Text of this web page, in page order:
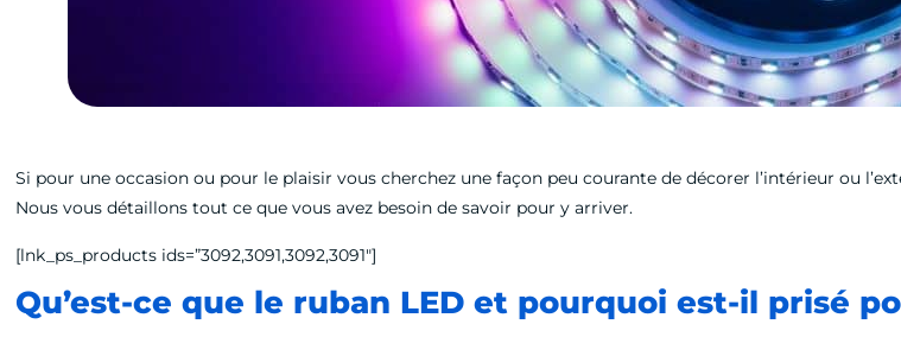
Si pour une occasion ou pour le plaisir vous cherchez une façon peu courante de décorer l’intérieur ou
Nous vous détaillons tout ce que vous avez besoin de savoir pour y arriver.
[lnk_ps_products ids=”3092,3091,3092,3091″]
Qu’est-ce que le ruban LED et pourquoi est-il prisé